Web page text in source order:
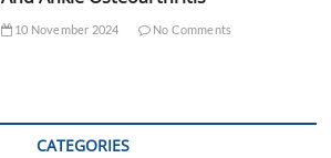
10 November 2024 No Comments
CATEGORIES